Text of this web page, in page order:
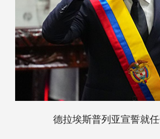
德拉埃斯普列亚宣誓就